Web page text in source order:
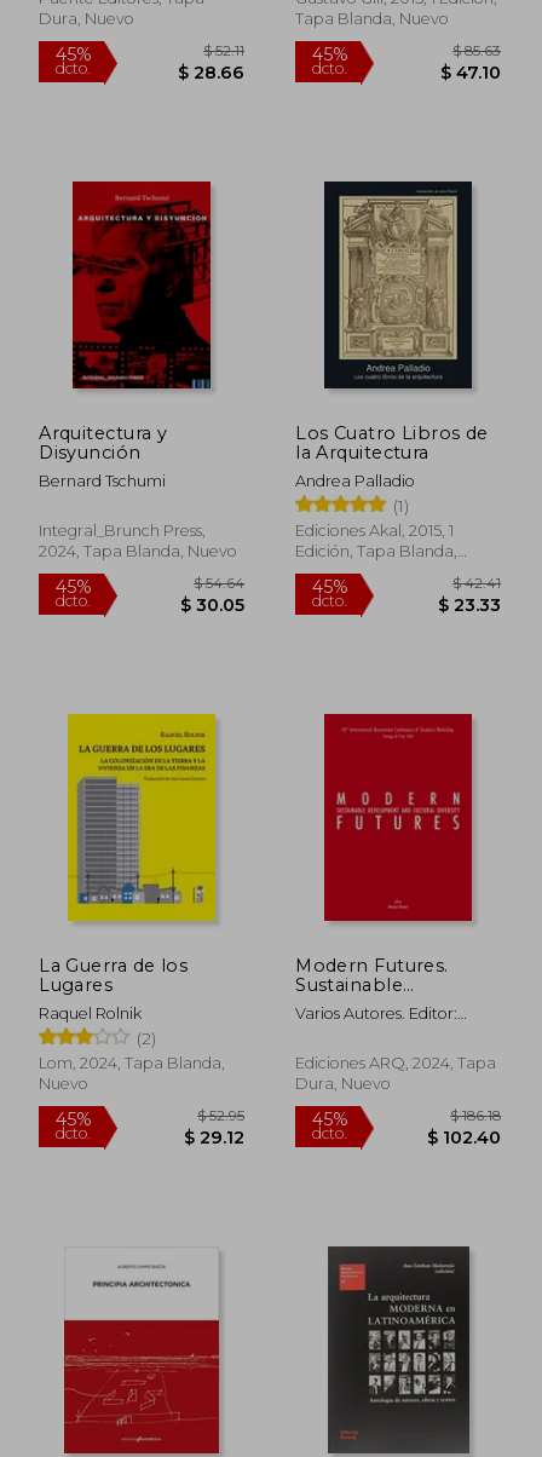
45% $ 62.02 45%
Dura, Nuevo
dcto.
Tapa Blanda, Nuevo
45%
dcto.
Arquitectura y
Disyunción
Bernard Tschumi
Integral_Brunch Press,
2024, Tapa Blanda, Nuevo
Los Cuatro Libros de
la Arquitectura
Andrea Palladio
(1)
Ediciones Akal, 2015, 1
Edición, Tapa Blanda,
Nuevo
La Guerra de los
Lugares
Raquel Rolnik
(2)
Lom, 2024, Tapa Blanda,
Nuevo
Modern Futures.
Sustainable
development and
cultural diversity. (en
Varios Autores. Editor:
Ediciones ARQ, 2024, Tapa
Dura, Nuevo